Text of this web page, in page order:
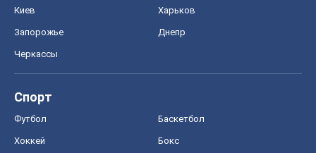
Киев Харьков
Запорожье Днепр
Черкассы
Спорт
Футбол Баскетбол
Хоккей Бокс